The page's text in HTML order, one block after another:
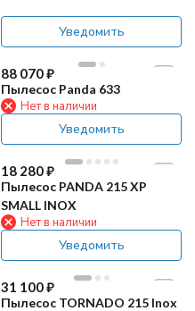
Уведомить
88 070₽
Пылесос Panda 633
Нет в наличии
Уведомить
18 280₽
Пылесос PANDA 215 XP
SMALL INOX
Нет в наличии
Уведомить
31 100₽
Пылесос TORNADO 215 Inox